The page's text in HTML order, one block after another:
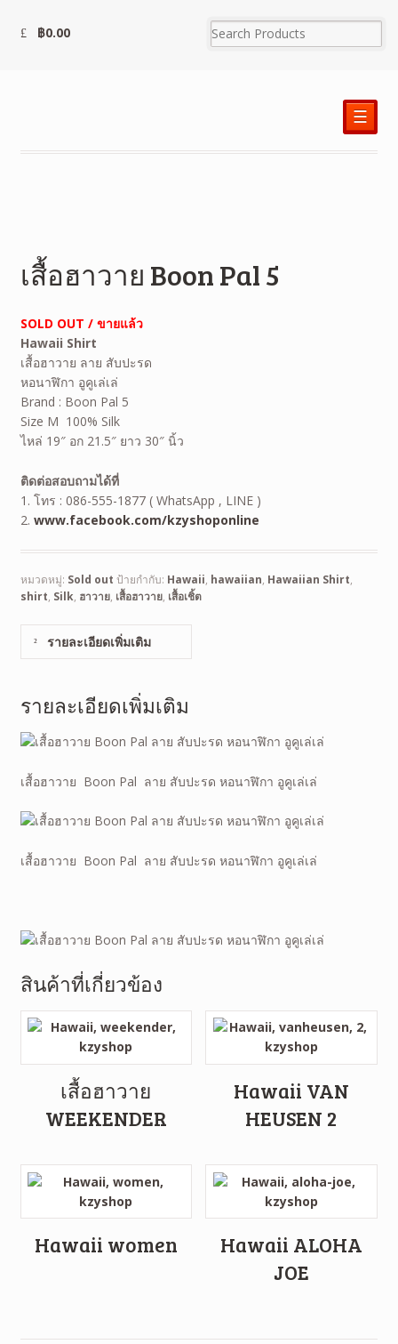
฿0.00
☰
เสื้อฮาวาย Boon Pal 5
SOLD OUT / ขายแล้ว
Hawaii Shirt
เสื้อฮาวาย ลาย สับปะรด
หอนาฬิกา อูคูเล่เล่
Brand : Boon Pal 5
Size M 100% Silk
ไหล่ 19″ อก 21.5″ ยาว 30″ นิ้ว
ติดต่อสอบถามได้ที่
1. โทร : 086-555-1877 ( WhatsApp , LINE )
2. www.facebook.com/kzyshoponline
หมวดหมู่: Sold out ป้ายกำกับ: Hawaii, hawaiian, Hawaiian Shirt,
shirt, Silk, ฮาวาย, เสื้อฮาวาย, เสื้อเชิ้ต
รายละเอียดเพิ่มเติม
รายละเอียดเพิ่มเติม
เสื้อฮาวาย Boon Pal ลาย สับปะรด หอนาฬิกา อูคูเล่เล่
เสื้อฮาวาย Boon Pal ลาย สับปะรด หอนาฬิกา อูคูเล่เล่
สินค้าที่เกี่ยวข้อง
เสื้อฮาวาย
WEEKENDER
Hawaii VAN
HEUSEN 2
Hawaii women
Hawaii ALOHA
JOE